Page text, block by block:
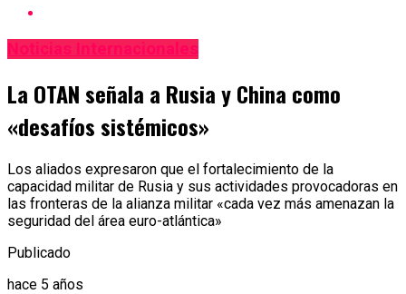
Noticias Internacionales
La OTAN señala a Rusia y China como
«desafíos sistémicos»
Los aliados expresaron que el fortalecimiento de la
capacidad militar de Rusia y sus actividades provocadoras en
las fronteras de la alianza militar «cada vez más amenazan la
seguridad del área euro-atlántica»
Publicado
hace 5 años